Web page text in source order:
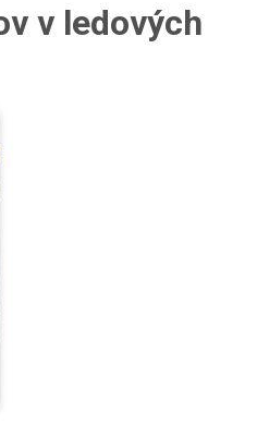
v ledových